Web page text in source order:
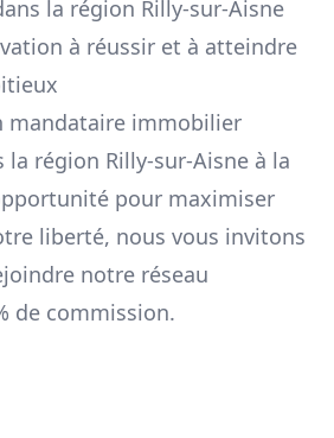
la région Rilly-sur-Aisne
à réussir et à atteindre
mandataire immobilier
la région Rilly-sur-Aisne à la
pour maximiser
liberté, nous vous invitons
notre réseau
de commission.